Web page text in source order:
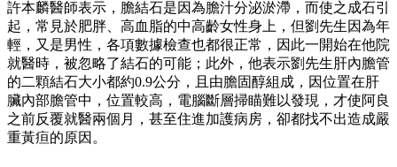
許本麟醫師表示，膽結石是因為膽汁分泌淤滯，而使之成石引
起，常見於肥胖、高血脂的中高齡女性身上，但劉先生因為年
輕，又是男性，各項數據檢查也都很正常，因此一開始在他院
就醫時，被忽略了結石的可能；此外，他表示劉先生肝內膽管
的二顆結石大小都約0.9公分，且由膽固醇組成，因位置在肝
臟內部膽管中，位置較高，電腦斷層掃瞄難以發現，才使阿良
之前反覆就醫兩個月，甚至住進加護病房，卻都找不出造成嚴
重黃疸的原因。